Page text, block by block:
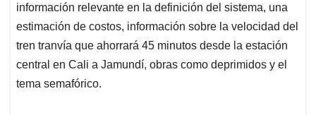
información relevante en la definición del sistema, una
estimación de costos, información sobre la velocidad del
tren tranvía que ahorrará 45 minutos desde la estación
central en Cali a Jamundí, obras como deprimidos y el
tema semafórico.